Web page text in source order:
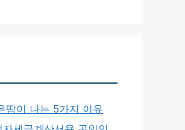
땀이 나는 5가지 이유